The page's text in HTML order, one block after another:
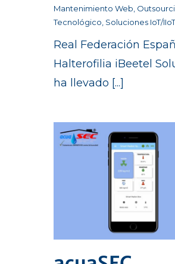
Mantenimiento Web
Tecnológico Soluciones IoT/IIoT
Real Federación
Halterofilia iBeetel
ha llevado [...]